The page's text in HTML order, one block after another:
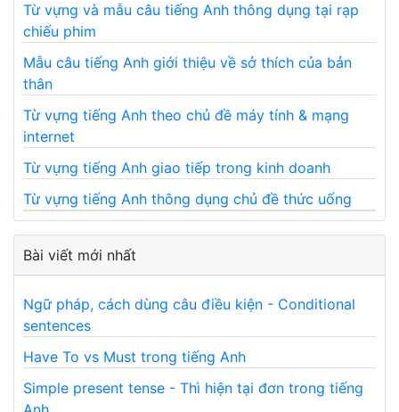
Từ vựng và mẫu câu tiếng Anh thông dụng tại rạp
chiếu phim
Mẫu câu tiếng Anh giới thiệu về sở thích của bản
thân
Từ vựng tiếng Anh theo chủ đề máy tính & mạng
internet
Từ vựng tiếng Anh giao tiếp trong kinh doanh
Từ vựng tiếng Anh thông dụng chủ đề thức uống
Bài viết mới nhất
Ngữ pháp, cách dùng câu điều kiện - Conditional
sentences
Have To vs Must trong tiếng Anh
Simple present tense - Thì hiện tại đơn trong tiếng